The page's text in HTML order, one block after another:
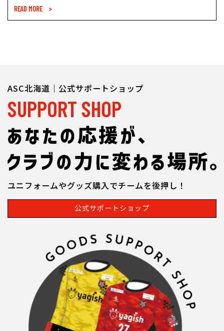
READ MORE >
ASC北海道｜公式サポートショップ
SUPPORT SHOP
ユニフォームやグッズ購入でチームを後押し！
公式サポートショップ